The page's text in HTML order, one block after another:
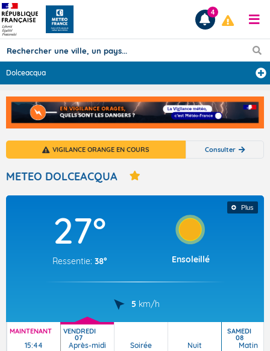
Prévisions
TOUS LES RÉSULTATS
Articles
4
Dolceacqua
VIGILANCE ORANGE EN COURS Consulter
METEO DOLCEACQUA
Plus
27°
Ressentie: 38° Ensoleillé
5 km/h
MAINTENANT
15:44
VENDREDI
07
Après-midi Soirée Nuit
SAMEDI
08
Matin